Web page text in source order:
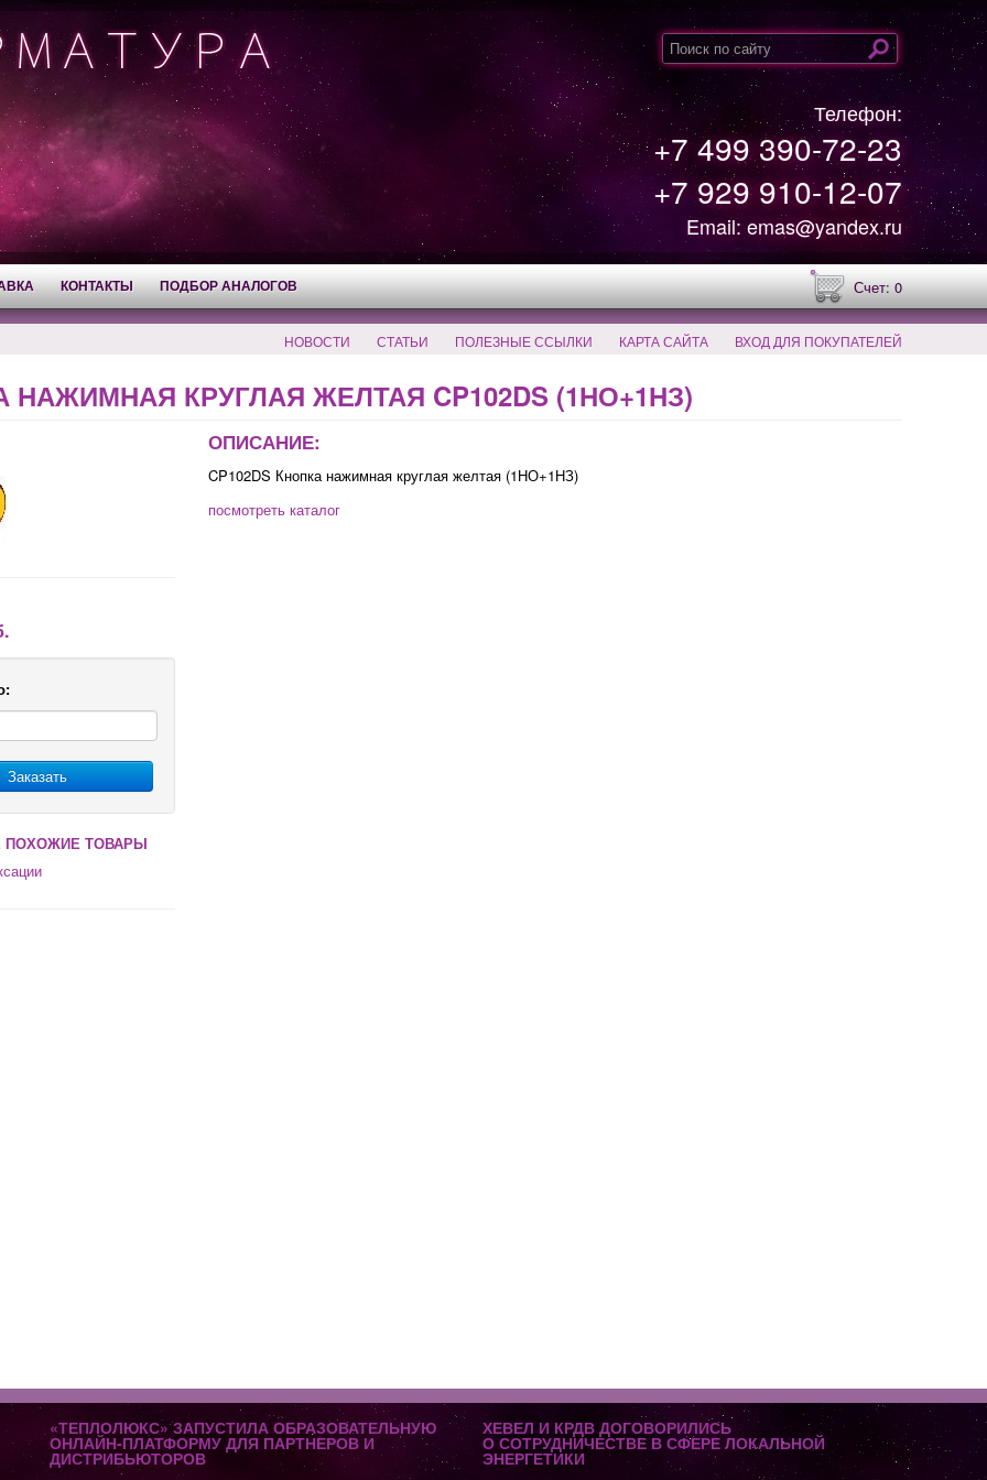
Телефон:
+7 499 390-72-23
+7 929 910-12-07
Email: emas@yandex.ru
КОНТАКТЫ ПОДБОР АНАЛОГОВ Счет: 0
НОВОСТИ СТАТЬИ ПОЛЕЗНЫЕ ССЫЛКИ КАРТА САЙТА ВХОД ДЛЯ ПОКУПАТЕЛЕЙ
НАЖИМНАЯ КРУГЛАЯ ЖЕЛТАЯ CP102DS (1НО+1НЗ)
Заказать
ПОХОЖИЕ ТОВАРЫ
ОПИСАНИЕ:
CP102DS Кнопка нажимная круглая желтая (1НО+1НЗ)
посмотреть каталог
«ТЕПЛОЛЮКС» ЗАПУСТИЛА ОБРАЗОВАТЕЛЬНУЮ
ОНЛАЙН-ПЛАТФОРМУ ДЛЯ ПАРТНЕРОВ И
ДИСТРИБЬЮТОРОВ
ХЕВЕЛ И КРДВ ДОГОВОРИЛИСЬ
О СОТРУДНИЧЕСТВЕ В СФЕРЕ ЛОКАЛЬНОЙ
ЭНЕРГЕТИКИ